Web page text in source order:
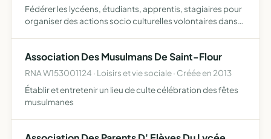
Fédérer les lycéens, étudiants, apprentis, stagiaires pour
organiser des actions socio culturelles volontaires dans
Association Des Musulmans De Saint-Flour
RNA W153001124 · Loisirs et vie sociale · Créée en 2013
Établir et entretenir un lieu de culte célébration des fêtes
musulmanes